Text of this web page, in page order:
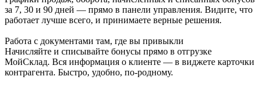
за 7, 30 и 90 дней — прямо в панели управления. Видите, что
работает лучше всего, и принимаете верные решения.
Работа с документами там, где вы привыкли
Начисляйте и списывайте бонусы прямо в отгрузке
МойСклад. Вся информация о клиенте — в виджете карточки
контрагента. Быстро, удобно, по-родному.